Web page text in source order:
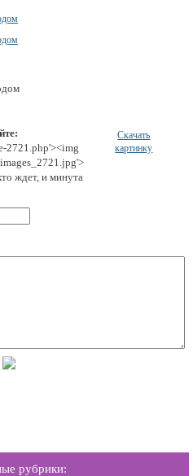
2721.php'><img
ждет, и минута
Скачать
картинку
рубрики: